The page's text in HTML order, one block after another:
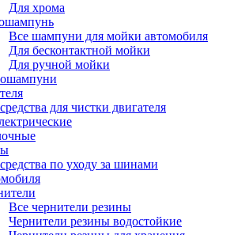
Для хрома
Все шампуни для мойки автомобиля
Для бесконтактной мойки
Для ручной мойки
для чистки двигателя
по уходу за шинами
Все чернители резины
Чернители резины водостойкие